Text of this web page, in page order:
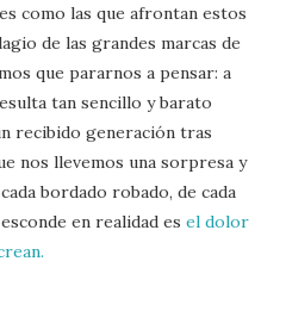
como las que afrontan estos
de las grandes marcas de
que pararnos a pensar: a
tan sencillo y barato
recibido generación tras
nos llevemos una sorpresa y
bordado robado, de cada
en realidad esel dolor